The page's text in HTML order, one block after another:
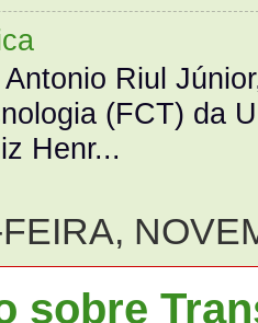
Riul
(FCT) da
Henr...
sobre